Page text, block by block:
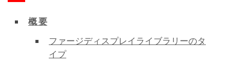
概 要
ファージディスプレイライブラリーのタ
イプ